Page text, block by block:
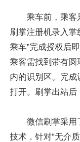
乘车前，乘客
刷掌注册机录入掌
乘车”完成授权后
乘客需找到带有
内的识别区。完
打开。刷掌出站后
微信刷掌采用
技术，针对“无介